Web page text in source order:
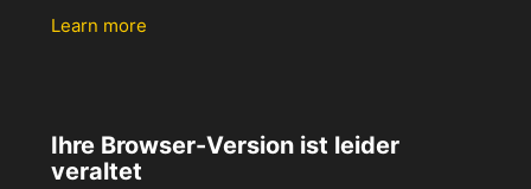
Learn more
Ihre Browser-Version ist leider
veraltet